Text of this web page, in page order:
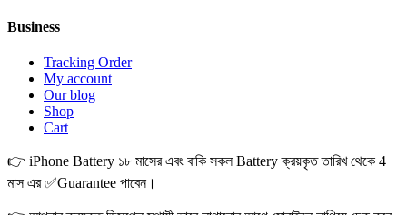
Business
Tracking Order
My account
Our blog
Shop
Cart
👉 iPhone Battery ১৮ মাসের এবং বাকি সকল Battery ক্রয়কৃত তারিখ থেকে 4
মাস এর ✅Guarantee পাবেন।